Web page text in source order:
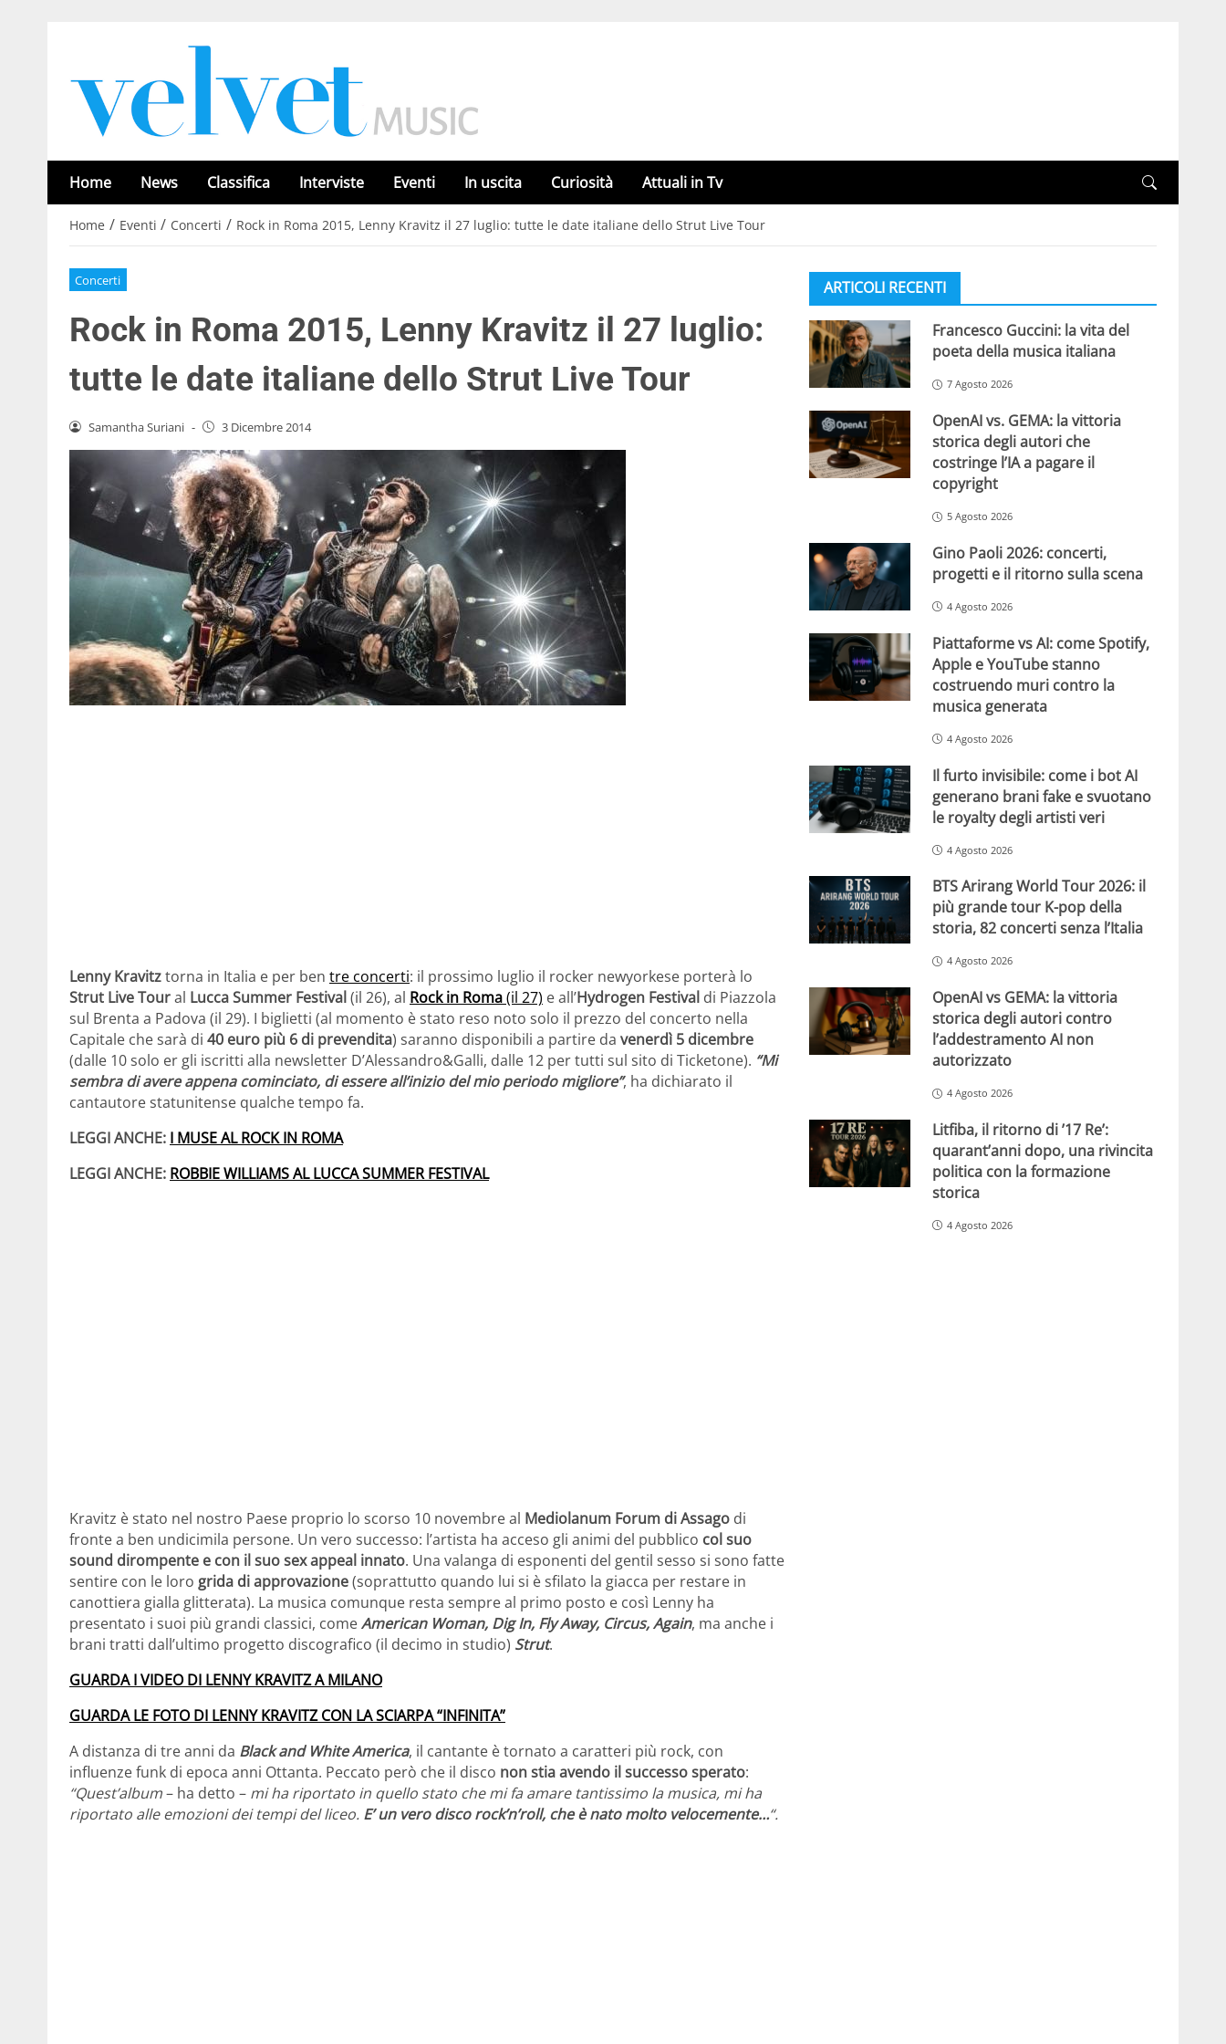
Home News Classifica Interviste Eventi In uscita Curiosità Attuali in Tv
Home / Eventi / Concerti / Rock in Roma 2015, Lenny Kravitz il 27 luglio: tutte le date italiane dello Strut Live Tour
Concerti
Rock in Roma 2015, Lenny Kravitz il 27 luglio:
tutte le date italiane dello Strut Live Tour
Samantha Suriani - 3 Dicembre 2014
Lenny Kravitztorna in Italia e per ben tre concerti: il prossimo luglio il rocker newyorkese porterà lo
Strut Live Toural Lucca Summer Festival (il 26), al Rock in Roma(il 27) e all’Hydrogen Festival di Piazzola
sul Brenta a Padova (il 29). I biglietti (al momento è stato reso noto solo il prezzo del concerto nella
Capitale che sarà di 40 euro più 6 di prevendita) saranno disponibili a partire da venerdì 5 dicembre
(dalle 10 solo er gli iscritti alla newsletter D’Alessandro&Galli, dalle 12 per tutti sul sito di Ticketone). “Mi
sembra di avere appena cominciato, di essere all’inizio del mio periodo migliore”, ha dichiarato il
cantautore statunitense qualche tempo fa.
LEGGI ANCHE: I MUSE AL ROCK IN ROMA
LEGGI ANCHE: ROBBIE WILLIAMS AL LUCCA SUMMER FESTIVAL
Kravitz è stato nel nostro Paese proprio lo scorso 10 novembre al Mediolanum Forum di Assago di
fronte a ben undicimila persone. Un vero successo: l’artista ha acceso gli animi del pubblico col suo
sound dirompente e con il suo sex appeal innato. Una valanga di esponenti del gentil sesso si sono fatte
sentire con le loro grida di approvazione(soprattutto quando lui si è sfilato la giacca per restare in
canottiera gialla glitterata). La musica comunque resta sempre al primo posto e così Lenny ha
presentato i suoi più grandi classici, comeAmerican Woman, Dig In, Fly Away, Circus, Again, ma anche i
brani tratti dall’ultimo progetto discografico (il decimo in studio) Strut.
GUARDA I VIDEO DI LENNY KRAVITZ A MILANO
GUARDA LE FOTO DI LENNY KRAVITZ CON LA SCIARPA “INFINITA”
A distanza di tre anni da Black and White America, il cantante è tornato a caratteri più rock, con
influenze funk di epoca anni Ottanta. Peccato però che il disco non stia avendo il successo sperato:
“Quest’album– ha detto – mi ha riportato in quello stato che mi fa amare tantissimo la musica, mi ha
riportato alle emozioni dei tempi del liceo. E’ un vero disco rock’n’roll, che è nato molto velocemente…“.
ARTICOLI RECENTI
Francesco Guccini: la vita del
poeta della musica italiana
7 Agosto 2026
OpenAI vs. GEMA: la vittoria
storica degli autori che
costringe l’IA a pagare il
copyright
5 Agosto 2026
Gino Paoli 2026: concerti,
progetti e il ritorno sulla scena
4 Agosto 2026
Piattaforme vs AI: come Spotify,
Apple e YouTube stanno
costruendo muri contro la
musica generata
4 Agosto 2026
Il furto invisibile: come i bot AI
generano brani fake e svuotano
le royalty degli artisti veri
4 Agosto 2026
BTS Arirang World Tour 2026: il
più grande tour K-pop della
storia, 82 concerti senza l’Italia
4 Agosto 2026
OpenAI vs GEMA: la vittoria
storica degli autori contro
l’addestramento AI non
autorizzato
4 Agosto 2026
Litfiba, il ritorno di ’17 Re’:
quarant’anni dopo, una rivincita
politica con la formazione
storica
4 Agosto 2026